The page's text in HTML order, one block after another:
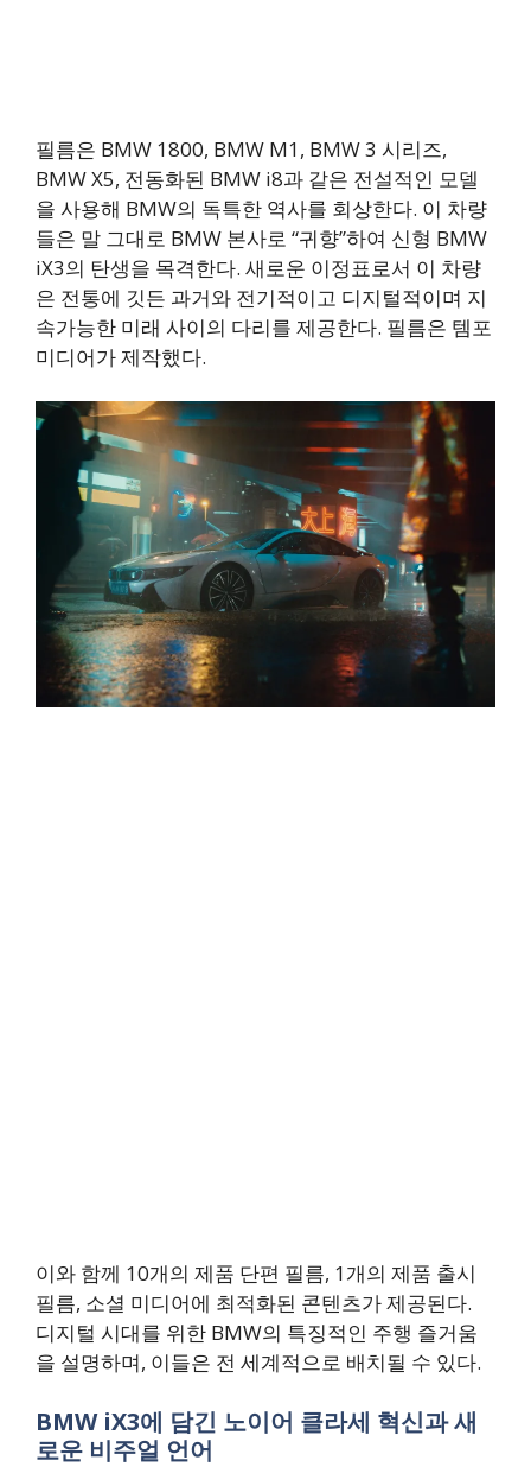
필름은 BMW 1800, BMW M1, BMW 3 시리즈,
BMW X5, 전동화된 BMW i8과 같은 전설적인 모델
을 사용해 BMW의 독특한 역사를 회상한다. 이 차량
들은 말 그대로 BMW 본사로 “귀향”하여 신형 BMW
iX3의 탄생을 목격한다. 새로운 이정표로서 이 차량
은 전통에 깃든 과거와 전기적이고 디지털적이며 지
속가능한 미래 사이의 다리를 제공한다. 필름은 템포
미디어가 제작했다.
이와 함께 10개의 제품 단편 필름, 1개의 제품 출시
필름, 소셜 미디어에 최적화된 콘텐츠가 제공된다.
디지털 시대를 위한 BMW의 특징적인 주행 즐거움
을 설명하며, 이들은 전 세계적으로 배치될 수 있다.
BMW iX3에 담긴 노이어 클라세 혁신과 새
로운 비주얼 언어